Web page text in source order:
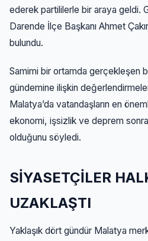
ederek partililerle bir araya geldi.
Darende İlçe Başkanı Ahmet
bulundu.
Samimi bir ortamda gerçekleşen
gündemine ilişkin
Malatya’da vatandaşların en
ekonomi, işsizlik ve deprem
olduğunu söyledi.
SİYASETÇİLER
UZAKLAŞTI
Yaklaşık dört gündür Malatya